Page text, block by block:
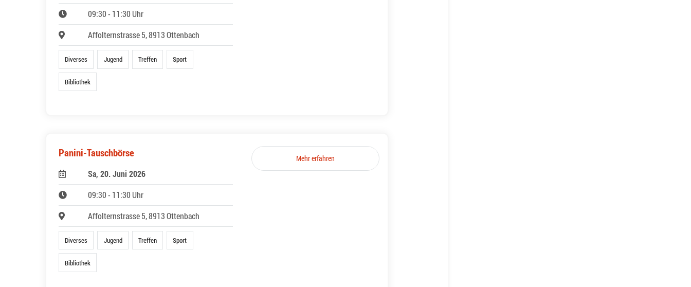
09:30 - 11:30 Uhr
Affolternstrasse 5, 8913 Ottenbach
Diverses Jugend Treffen Sport
Bibliothek
Panini-Tauschbörse
Sa, 20. Juni 2026
09:30 - 11:30 Uhr
Affolternstrasse 5, 8913 Ottenbach
Diverses Jugend Treffen Sport
Bibliothek
Mehr erfahren